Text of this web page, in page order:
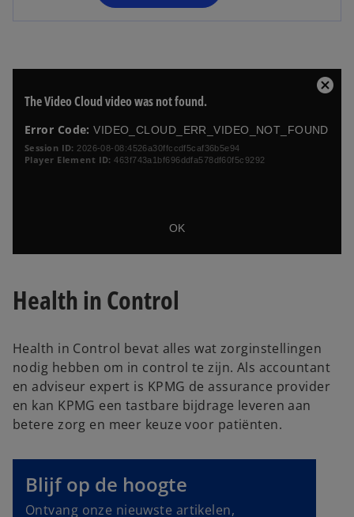
n
b
l
n
d
w
The Video Cloud video was not found.
Error Code: VIDEO_CLOUD_ERR_VIDEO_NOT_FOUND
Session ID: 2026-08-08:4526a30ffccdf5caf36b5e94
Player Element ID: 463f743a1bf696ddfa578df60f5c9292
OK
C
o
Health in Control
Health in Control bevat alles wat zorginstellingen
nodig hebben om in control te zijn. Als accountant
en adviseur expert is KPMG de assurance provider
en kan KPMG een tastbare bijdrage leveren aan
betere zorg en meer keuze voor patiënten.
Blijf op de hoogte
Ontvang onze nieuwste artikelen,
o
p
n
s